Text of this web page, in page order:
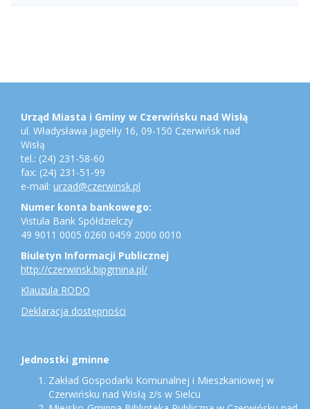
Adres
konto
bankowe,
jednostki
gminne
Urząd Miasta i Gminy w Czerwińsku nad Wisłą
ul. Władysława Jagiełły 16, 09-150 Czerwińsk nad
Wisłą
tel.: (24) 231-58-60
fax: (24) 231-51-99
e-mail: urzad@czerwinsk.pl
Numer konta bankowego:
Vistula Bank Spółdzielczy
49 9011 0005 0260 0459 2000 0010
Biuletyn Informacji Publicznej
http://czerwinsk.bipgmina.pl/
Klauzula RODO
Deklaracja dostępności
Jednostki gminne
Zakład Gospodarki Komunalnej i Mieszkaniowej w
Czerwińsku nad Wisłą z/s w Sielcu